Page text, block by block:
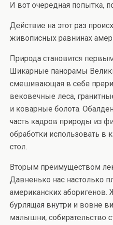
И вот очередная попытка,
Действие на этот раз
живописных равнинах
Природа становится
Шикарные панорамы
смешивающая в себе
вековечные леса,
и коварные болота.
часть кадров природы из
обработки использовать в
стол.
Вторым преимуществом
Давненько нас настолько
американских аборигенов.
бурлящая внутри и вовне
малышни, собирательство